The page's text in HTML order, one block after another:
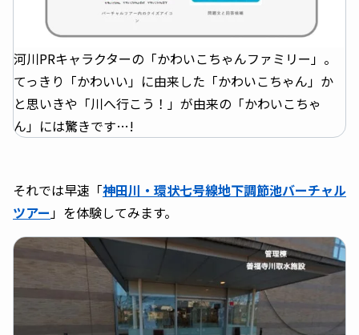
河川PRキャラクターの「かわいこちゃんファミリー」。
てっきり「かわいい」に由来した「かわいこちゃん」か
と思いきや「川へ行こう！」が由来の「かわいこちゃ
ん」には驚きです…!
それでは早速「神田川・環状七号線地下調節池バーチャル
ツアー」を体験してみます。